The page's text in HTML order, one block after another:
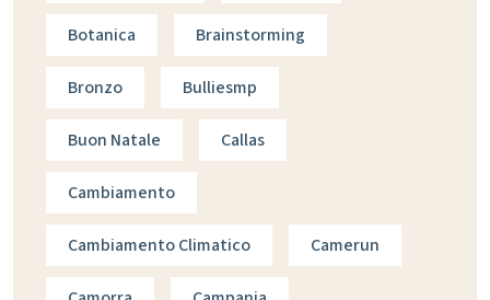
Botanica Brainstorming
Bronzo Bulliesmp
Buon Natale Callas
Cambiamento
Cambiamento Climatico Camerun